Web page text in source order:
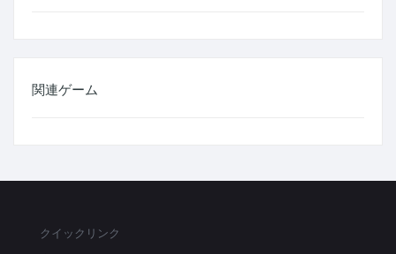
関連ゲーム
クイックリンク